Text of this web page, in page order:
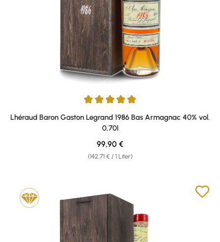
Durchschnittliche Bewertung von 5 von 5 Sternen
Lhéraud Baron Gaston Legrand 1986 Bas Armagnac 40% vol.
0,70l
(142,71 € / 1 Liter)
Regulärer Preis:
99,90 €